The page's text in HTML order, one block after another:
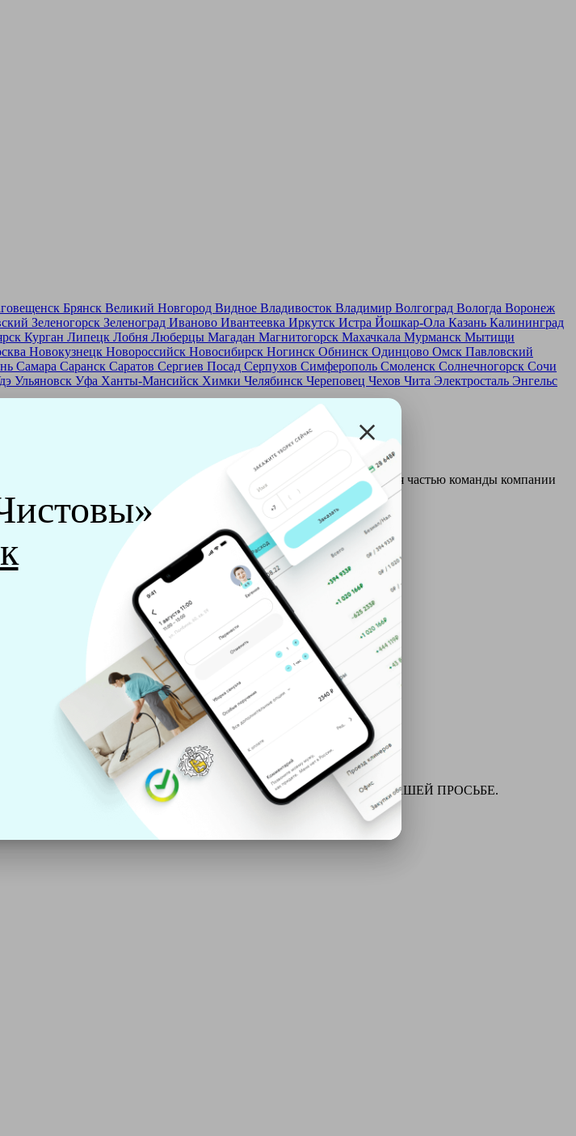
Брянск Великий Новгород Видное Владивосток Владимир Волгоград Вологда Воронеж
Зеленогорск Зеленоград Иваново Ивантеевка Иркутск Истра Йошкар-Ола Казань Калининград
Курган Липецк Лобня Люберцы Магадан Магнитогорск Махачкала Мурманск Мытищи
Новокузнецк Новороссийск Новосибирск Ногинск Обнинск Одинцово Омск Павловский
Самара Саранск Саратов Сергиев Посад Серпухов Симферополь Смоленск Солнечногорск Сочи
Ульяновск Уфа Ханты-Мансийск Химки Челябинск Череповец Чехов Чита Электросталь Энгельс
от 24 до 40 лет.
проверку в службе безопасности и только после этого становятся частью команды компании
наши клинеры привозят с собой:
ведро, парогенератор, аппарат для химчистки и многое другое ПО ВАШЕЙ ПРОСЬБЕ.